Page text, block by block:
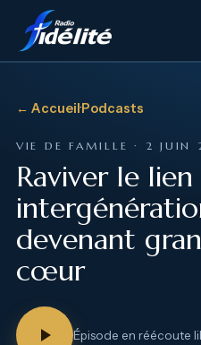
← Accueil·Podcasts
VIE DE FAMILLE · 2 JUIN
Raviver le lien
devenant
cœur
Épisode en réécoute